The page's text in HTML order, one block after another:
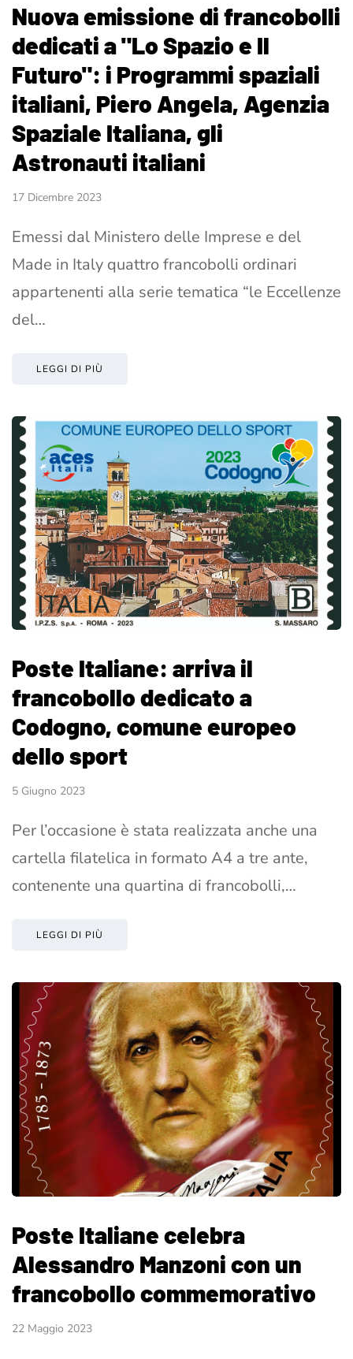
Nuova emissione di francobolli
dedicati a "Lo Spazio e Il
Futuro": i Programmi spaziali
italiani, Piero Angela, Agenzia
Spaziale Italiana, gli
Astronauti italiani
17 Dicembre 2023
Emessi dal Ministero delle Imprese e del
Made in Italy quattro francobolli ordinari
appartenenti alla serie tematica “le Eccellenze
del…
LEGGI DI PIÙ
Poste Italiane: arriva il
francobollo dedicato a
Codogno, comune europeo
dello sport
5 Giugno 2023
Per l’occasione è stata realizzata anche una
cartella filatelica in formato A4 a tre ante,
contenente una quartina di francobolli,…
LEGGI DI PIÙ
Poste Italiane celebra
Alessandro Manzoni con un
francobollo commemorativo
22 Maggio 2023